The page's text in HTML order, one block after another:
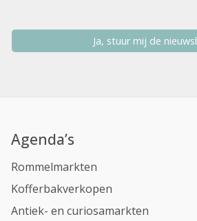
Ja, stuur mij de
Agenda’s
Rommelmarkten
Kofferbakverkopen
Antiek- en curiosamarkten